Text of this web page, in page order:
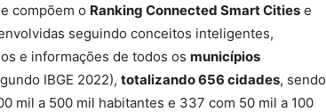
compõem o Ranking Connected Smart Cities e
seguindo conceitos inteligentes,
e informações de todos os municípios
IBGE 2022), totalizando 656 cidades, sendo
mil a 500 mil habitantes e 337 com 50 mil a 100